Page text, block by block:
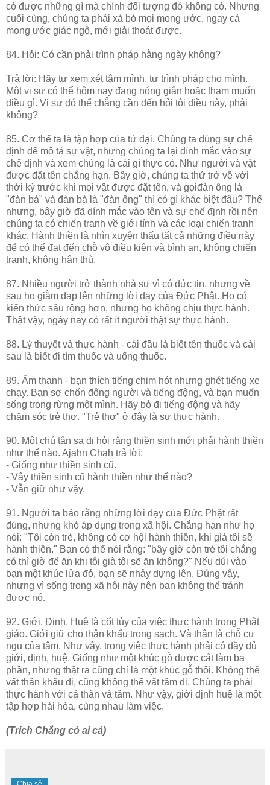
có được những gì mà chính đối tượng đó không có. Nhưng
cuối cùng, chúng ta phải xả bỏ mọi mong ước, ngay cả
mong ước giác ngộ, mới giải thoát được.
84. Hỏi: Có cần phải trình pháp hằng ngày không?
Trả lời: Hãy tự xem xét tâm mình, tự trình pháp cho mình.
Một vị sư có thể hôm nay đang nóng giận hoặc tham muốn
điều gì. Vị sư đó thể chẳng cần đến hỏi tôi điều này, phải
không?
85. Cơ thể ta là tập hợp của tứ đại. Chúng ta dùng sự chế
định để mô tả sự vật, nhưng chúng ta lại dính mắc vào sự
chế định và xem chúng là cái gì thực có. Như người và vật
được đặt tên chẳng hạn. Bây giờ, chúng ta thử trở về với
thời kỳ trước khi mọi vật được đặt tên, và gọiđàn ông là
"đàn bà" và đàn bà là "đàn ông" thì có gì khác biệt đâu? Thế
nhưng, bây giờ đã dính mắc vào tên và sự chế định rồi nên
chúng ta có chiến tranh về giới tính và các loại chiến tranh
khác. Hành thiền là nhìn xuyên thấu tất cả những điều này
để có thể đạt đến chỗ vô điều kiện và bình an, không chiến
tranh, không hận thù.
87. Nhiều người trở thành nhà sư vì có đức tin, nhưng về
sau họ giẵm đạp lên những lời dạy của Đức Phật. Họ có
kiến thức sâu rộng hơn, nhưng họ không chịu thực hành.
Thật vậy, ngày nay có rất ít người thật sự thực hành.
88. Lý thuyết và thực hành - cái đầu là biết tên thuốc và cái
sau là biết đi tìm thuốc và uống thuốc.
89. Âm thanh - bạn thích tiếng chim hót nhưng ghét tiếng xe
chạy. Bạn sợ chốn đông người và tiếng động, và bạn muốn
sống trong rừng một mình. Hãy bỏ đi tiếng động và hãy
chăm sóc trẻ thơ. "Trẻ thơ" ở đây là sự thực hành.
90. Một chú tân sa di hỏi rằng thiền sinh mới phải hành thiền
như thế nào. Ajahn Chah trả lời:
- Giống như thiền sinh cũ.
- Vậy thiền sinh cũ hành thiền như thế nào?
- Vẫn giữ như vậy.
91. Người ta bảo rằng những lời dạy của Đức Phật rất
đúng, nhưng khó áp dụng trong xã hội. Chẳng hạn như họ
nói: "Tôi còn trẻ, không có cơ hội hành thiền, khi già tôi sẽ
hành thiền." Bạn có thể nói rằng: "bây giờ còn trẻ tôi chẳng
có thì giờ để ăn khi tôi già tôi sẽ ăn không?" Nếu dúi vào
bạn một khúc lửa đỏ, bạn sẽ nhảy dựng lên. Đúng vậy,
nhưng vì sống trong xã hội này nên bạn không thể tránh
được nó.
92. Giới, Định, Huệ là cốt tủy của việc thực hành trong Phật
giáo. Giới giữ cho thân khẩu trong sạch. Và thân là chỗ cư
ngụ của tâm. Như vậy, trong việc thực hành phải có đầy đủ
giới, định, huệ. Giống như một khúc gỗ dược cắt làm ba
phần, nhưng thật ra cũng chỉ là một khúc gỗ thôi. Không thể
vất thân khẩu đi, cũng không thể vất tâm đi. Chúng ta phải
thực hành với cả thân và tâm. Như vậy, giới định huệ là một
tập hợp hài hòa, cùng nhau làm việc.
(Trích Chẳng có ai cả)